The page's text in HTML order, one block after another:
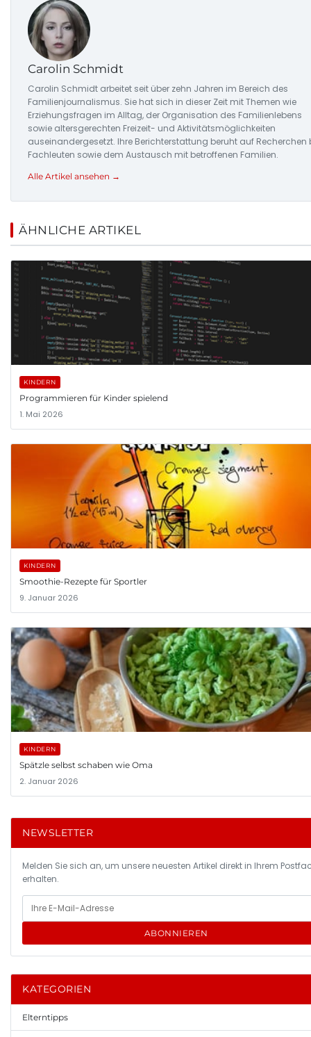
Carolin Schmidt
Carolin Schmidt arbeitet seit über zehn Jahren im Bereich des
Familienjournalismus. Sie hat sich in dieser Zeit mit Themen wie
Erziehungsfragen im Alltag, der Organisation des Familienlebens
sowie altersgerechten Freizeit- und Aktivitätsmöglichkeiten
auseinandergesetzt. Ihre Berichterstattung beruht auf Recherchen
Fachleuten sowie dem Austausch mit betroffenen Familien.
Alle Artikel ansehen →
ÄHNLICHE ARTIKEL
KINDERN
Programmieren für Kinder spielend
1. Mai 2026
KINDERN
Smoothie-Rezepte für Sportler
9. Januar 2026
KINDERN
Spätzle selbst schaben wie Oma
2. Januar 2026
NEWSLETTER
Melden Sie sich an, um unsere neuesten Artikel direkt in Ihrem
erhalten.
ABONNIEREN
KATEGORIEN
Elterntipps